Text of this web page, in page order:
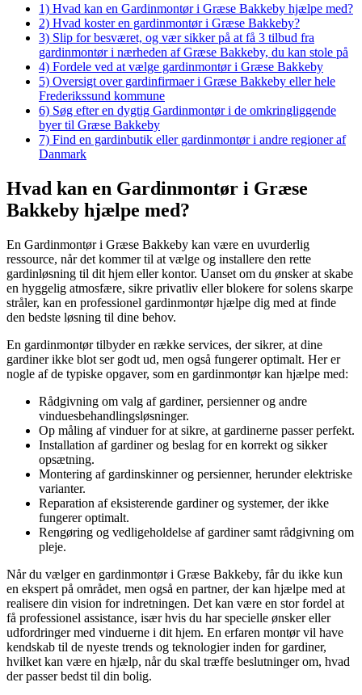
1) Hvad kan en Gardinmontør i Græse Bakkeby hjælpe med?
2) Hvad koster en gardinmontør i Græse Bakkeby?
3) Slip for besværet, og vær sikker på at få 3 tilbud fra
gardinmontør i nærheden af Græse Bakkeby, du kan stole på
4) Fordele ved at vælge gardinmontør i Græse Bakkeby
5) Oversigt over gardinfirmaer i Græse Bakkeby eller hele
Frederikssund kommune
6) Søg efter en dygtig Gardinmontør i de omkringliggende
byer til Græse Bakkeby
7) Find en gardinbutik eller gardinmontør i andre regioner af
Danmark
Hvad kan en Gardinmontør i Græse
Bakkeby hjælpe med?
En Gardinmontør i Græse Bakkeby kan være en uvurderlig
ressource, når det kommer til at vælge og installere den rette
gardinløsning til dit hjem eller kontor. Uanset om du ønsker at skabe
en hyggelig atmosfære, sikre privatliv eller blokere for solens skarpe
stråler, kan en professionel gardinmontør hjælpe dig med at finde
den bedste løsning til dine behov.
En gardinmontør tilbyder en række services, der sikrer, at dine
gardiner ikke blot ser godt ud, men også fungerer optimalt. Her er
nogle af de typiske opgaver, som en gardinmontør kan hjælpe med:
Rådgivning om valg af gardiner, persienner og andre
vinduesbehandlingsløsninger.
Op måling af vinduer for at sikre, at gardinerne passer perfekt.
Installation af gardiner og beslag for en korrekt og sikker
opsætning.
Montering af gardinskinner og persienner, herunder elektriske
varianter.
Reparation af eksisterende gardiner og systemer, der ikke
fungerer optimalt.
Rengøring og vedligeholdelse af gardiner samt rådgivning om
pleje.
Når du vælger en gardinmontør i Græse Bakkeby, får du ikke kun
en ekspert på området, men også en partner, der kan hjælpe med at
realisere din vision for indretningen. Det kan være en stor fordel at
få professionel assistance, især hvis du har specielle ønsker eller
udfordringer med vinduerne i dit hjem. En erfaren montør vil have
kendskab til de nyeste trends og teknologier inden for gardiner,
hvilket kan være en hjælp, når du skal træffe beslutninger om, hvad
der passer bedst til din bolig.